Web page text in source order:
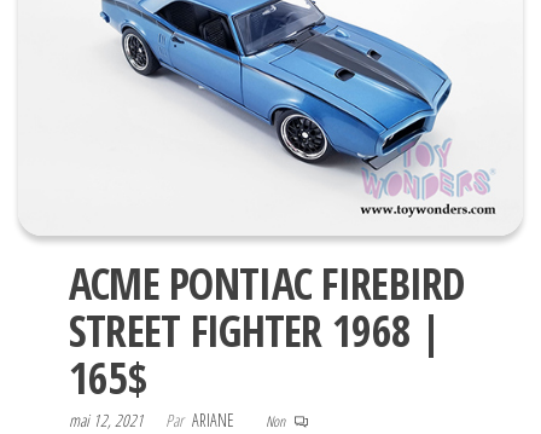
ACME PONTIAC FIREBIRD
STREET FIGHTER 1968 |
165$
mai 12, 2021 Par ARIANE Non